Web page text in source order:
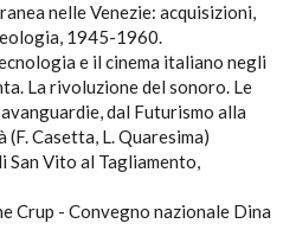
nelle Venezie: acquisizioni,
1945-1960.
e il cinema italiano negli
La rivoluzione del sonoro. Le
dal Futurismo alla
Casetta, L. Quaresima)
San Vito al Tagliamento,
Crup - Convegno nazionale Dina